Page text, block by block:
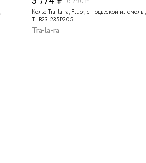
Колье Tra-la-ra, Fluor, с подвеской из смолы,
TLR23-235P205
Tra-la-ra